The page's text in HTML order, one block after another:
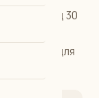
з понад 30
та
місце для